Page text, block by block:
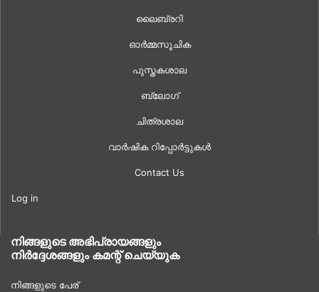
ലൈബ്രറി
ഓർമ്മസൂചിക
പുസ്തകശാല
ബ്ലോഗ്
ചിത്രശാല
വാർഷിക റിപ്പോർട്ടുകൾ
Contact Us
Log in
നിങ്ങളുടെ അഭിപ്രായങ്ങളും
നിർദ്ദേശങ്ങളും കമന്റ് ചെയ്യുക
നിങ്ങളുടെ പേര്